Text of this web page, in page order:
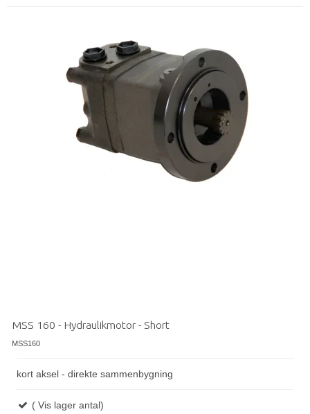
MSS 160 - Hydraulikmotor - Short
MSS160
kort aksel - direkte sammenbygning
( Vis lager antal)